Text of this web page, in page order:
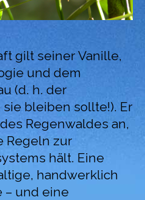
gilt seiner Vanille,
und dem
(d. h. der
bleiben sollte!). Er
Regenwaldes an,
Regeln zur
hält. Eine
handwerklich
– und eine